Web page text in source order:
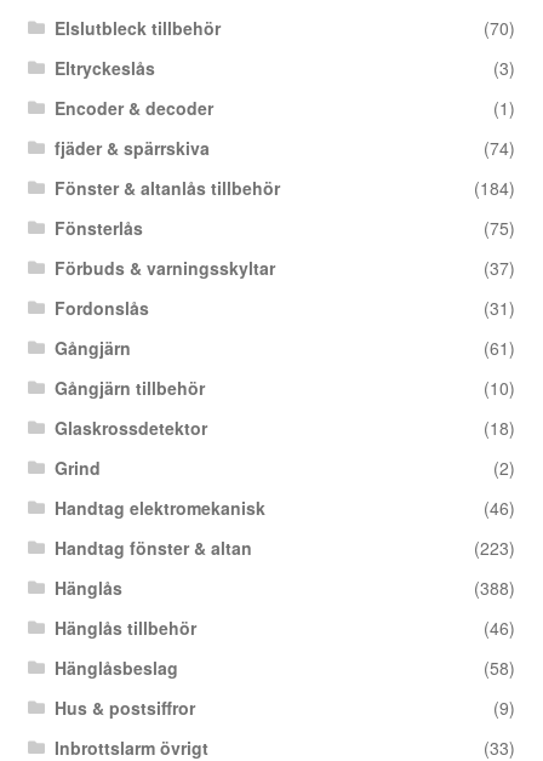
Elslutbleck tillbehör
(70)
Eltryckeslås
(3)
Encoder & decoder
(1)
fjäder & spärrskiva
(74)
Fönster & altanlås tillbehör
(184)
Fönsterlås
(75)
Förbuds & varningsskyltar
(37)
Fordonslås
(31)
Gångjärn
(61)
Gångjärn tillbehör
(10)
Glaskrossdetektor
(18)
Grind
(2)
Handtag elektromekanisk
(46)
Handtag fönster & altan
(223)
Hänglås
(388)
Hänglås tillbehör
(46)
Hänglåsbeslag
(58)
Hus & postsiffror
(9)
Inbrottslarm övrigt
(33)